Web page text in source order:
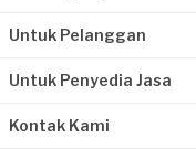
Untuk Pelanggan
Untuk Penyedia Jasa
Kontak Kami